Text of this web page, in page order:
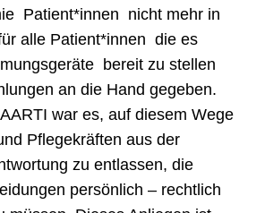
Patient*innen nicht mehr in
alle Patient*innen die es
bereit zu stellen
an die Hand gegeben.
war es, auf diesem Wege
Pflegekräften aus der
zu entlassen, die
persönlich – rechtlich